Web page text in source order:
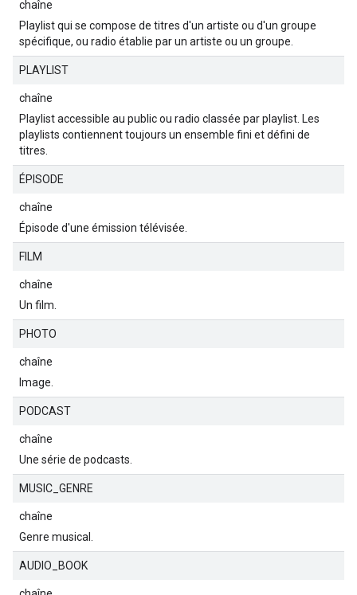
chaîne
Playlist qui se compose de titres d'un artiste ou d'un groupe
spécifique, ou radio établie par un artiste ou un groupe.
PLAYLIST
chaîne
Playlist accessible au public ou radio classée par playlist. Les
playlists contiennent toujours un ensemble fini et défini de
titres.
ÉPISODE
chaîne
Épisode d'une émission télévisée.
FILM
chaîne
Un film.
PHOTO
chaîne
Image.
PODCAST
chaîne
Une série de podcasts.
MUSIC_GENRE
chaîne
Genre musical.
AUDIO_BOOK